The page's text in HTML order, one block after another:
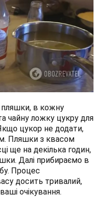
пляшки, в кожну
чайну ложку цукру для
цукор не додати,
Пляшки з квасом
ще на декілька годин,
Далі прибираємо в
Процес
досить тривалий,
очікування.